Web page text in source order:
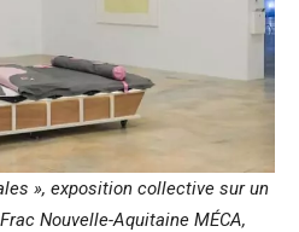
», exposition collective sur un
Nouvelle-Aquitaine MÉCA,